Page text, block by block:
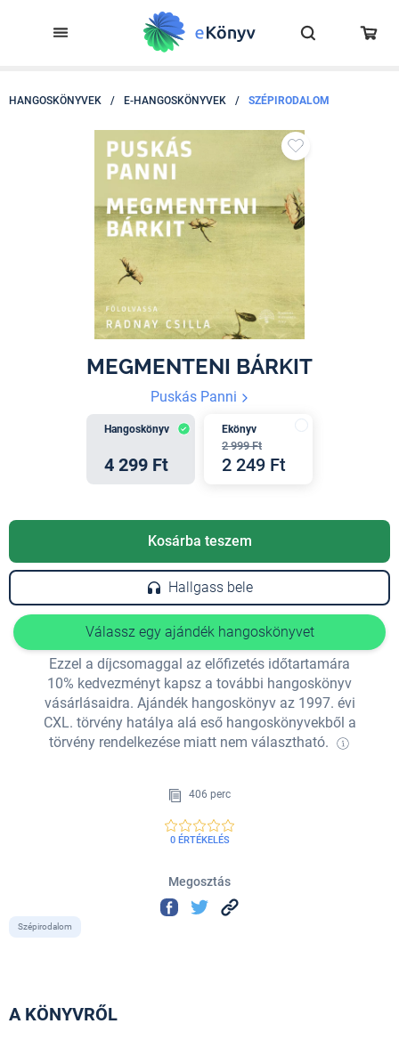
HANGOSKÖNYVEK / E-HANGOSKÖNYVEK / SZÉPIRODALOM
MEGMENTENI BÁRKIT
Puskás Panni
Hangoskönyv
4 299 Ft
Ekönyv
2 999 Ft
2 249 Ft
Kosárba teszem
Hallgass bele
Válassz egy ajándék hangoskönyvet
Ezzel a díjcsomaggal az előfizetés időtartamára
10% kedvezményt kapsz a további hangoskönyv
vásárlásaidra. Ajándék hangoskönyv az 1997. évi
CXL. törvény hatálya alá eső hangoskönyvekből a
törvény rendelkezése miatt nem választható.
406 perc
0 ÉRTÉKELÉS
Megosztás
Szépirodalom
A KÖNYVRŐL